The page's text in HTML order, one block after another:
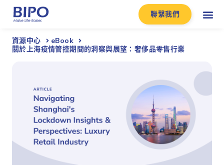
聯繫我們
資源中心
eBook
關於上海疫情管控期間的洞察與展望：奢侈品零售行業